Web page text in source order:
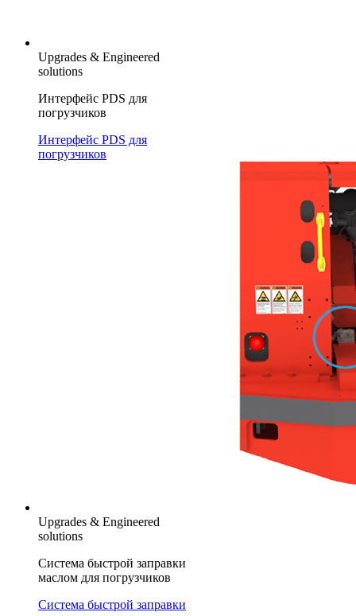
Upgrades & Engineered
solutions
Интерфейс PDS для
погрузчиков
Интерфейс PDS для
погрузчиков
Upgrades & Engineered
solutions
Система быстрой заправки
маслом для погрузчиков
Система быстрой заправки